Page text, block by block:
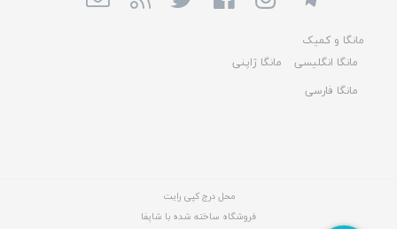
مانگا و کمیک
مانگا انگلیسی
مانگا ژاپنی
مانگا فارسی
محل درج کپی رایت
فروشگاه ساخته شده با شاپفا